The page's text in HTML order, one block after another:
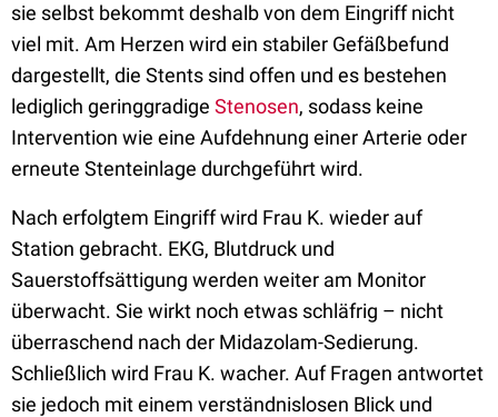
sie selbst bekommt deshalb von dem Eingriff nicht
viel mit. Am Herzen wird ein stabiler Gefäßbefund
dargestellt, die Stents sind offen und es bestehen
lediglich geringgradige Stenosen, sodass keine
Intervention wie eine Aufdehnung einer Arterie oder
erneute Stenteinlage durchgeführt wird.
Nach erfolgtem Eingriff wird Frau K. wieder auf
Station gebracht. EKG, Blutdruck und
Sauerstoffsättigung werden weiter am Monitor
überwacht. Sie wirkt noch etwas schläfrig – nicht
überraschend nach der Midazolam-Sedierung.
Schließlich wird Frau K. wacher. Auf Fragen antwortet
sie jedoch mit einem verständnislosen Blick und